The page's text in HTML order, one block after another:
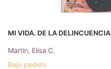
MI VIDA. DE LA
Martín, Elisa C.
Bajo pedido